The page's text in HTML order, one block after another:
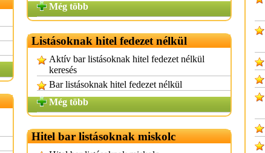
Még több
Listásoknak hitel fedezet nélkül
Aktív bar listásoknak hitel fedezet nélkül
keresés
Bar listásoknak hitel fedezet nélkül
Még több
Hitel bar listásoknak miskolc